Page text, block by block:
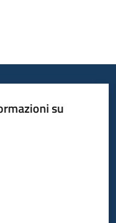
su